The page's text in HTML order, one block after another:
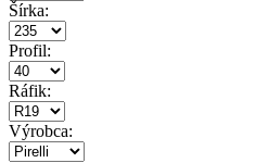
Šírka:
Profil:
Ráfik:
Výrobca: